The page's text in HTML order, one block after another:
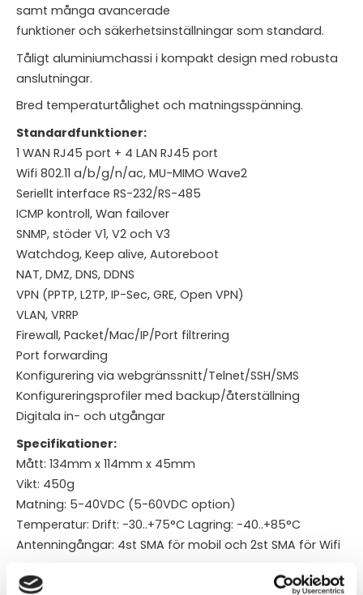
samt många avancerade
funktioner och säkerhetsinställningar som standard.
Tåligt aluminiumchassi i kompakt design med robusta
anslutningar.
Bred temperaturtålighet och matningsspänning.
Standardfunktioner:
1 WAN RJ45 port + 4 LAN RJ45 port
Wifi 802.11 a/b/g/n/ac, MU-MIMO Wave2
Seriellt interface RS-232/RS-485
ICMP kontroll, Wan failover
SNMP, stöder V1, V2 och V3
Watchdog, Keep alive, Autoreboot
NAT, DMZ, DNS, DDNS
VPN (PPTP, L2TP, IP-Sec, GRE, Open VPN)
VLAN, VRRP
Firewall, Packet/Mac/IP/Port filtrering
Port forwarding
Konfigurering via webgränssnitt/Telnet/SSH/SMS
Konfigureringsprofiler med backup/återställning
Digitala in- och utgångar
Specifikationer:
Mått: 134mm x 114mm x 45mm
Vikt: 450g
Matning: 5-40VDC (5-60VDC option)
Temperatur: Drift: -30..+75°C Lagring: -40..+85°C
Antenningångar: 4st SMA för mobil och 2st SMA för Wifi